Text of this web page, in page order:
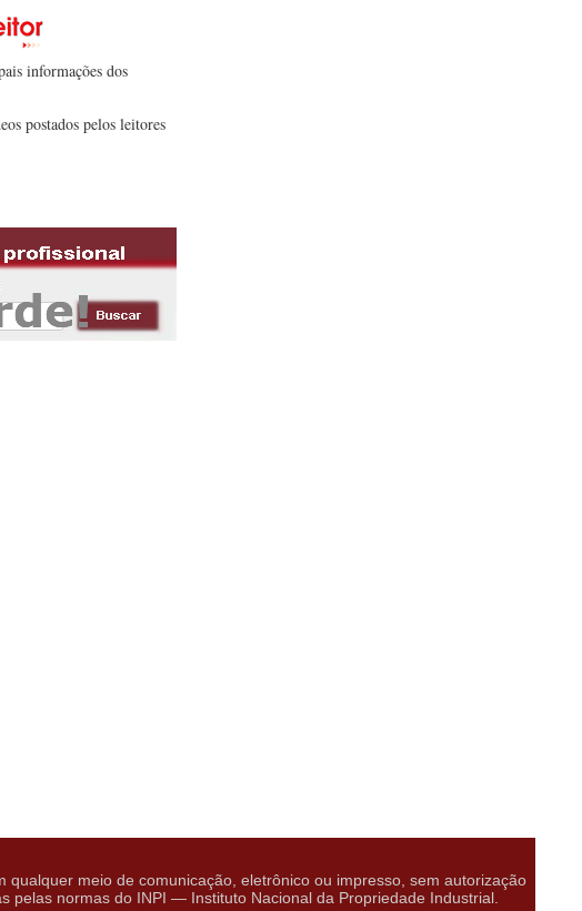
informações dos
postados pelos leitores
meio de comunicação, eletrônico ou impresso, sem autorização
pelas normas do INPI — Instituto Nacional da Propriedade Industrial.